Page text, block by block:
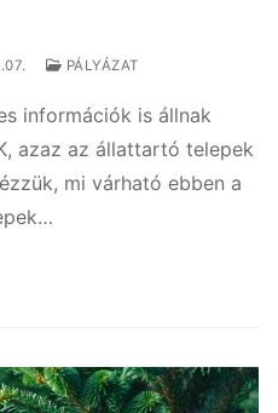
PÁLYÁZAT
információk is állnak
azaz az állattartó telepek
mi várható ebben a